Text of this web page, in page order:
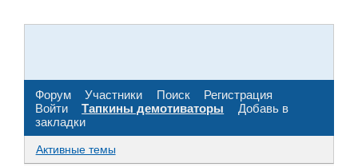
Форум Участники Поиск
Регистрация
Войти
Тапкины демотиваторы
Добавь в
закладки
Активные темы